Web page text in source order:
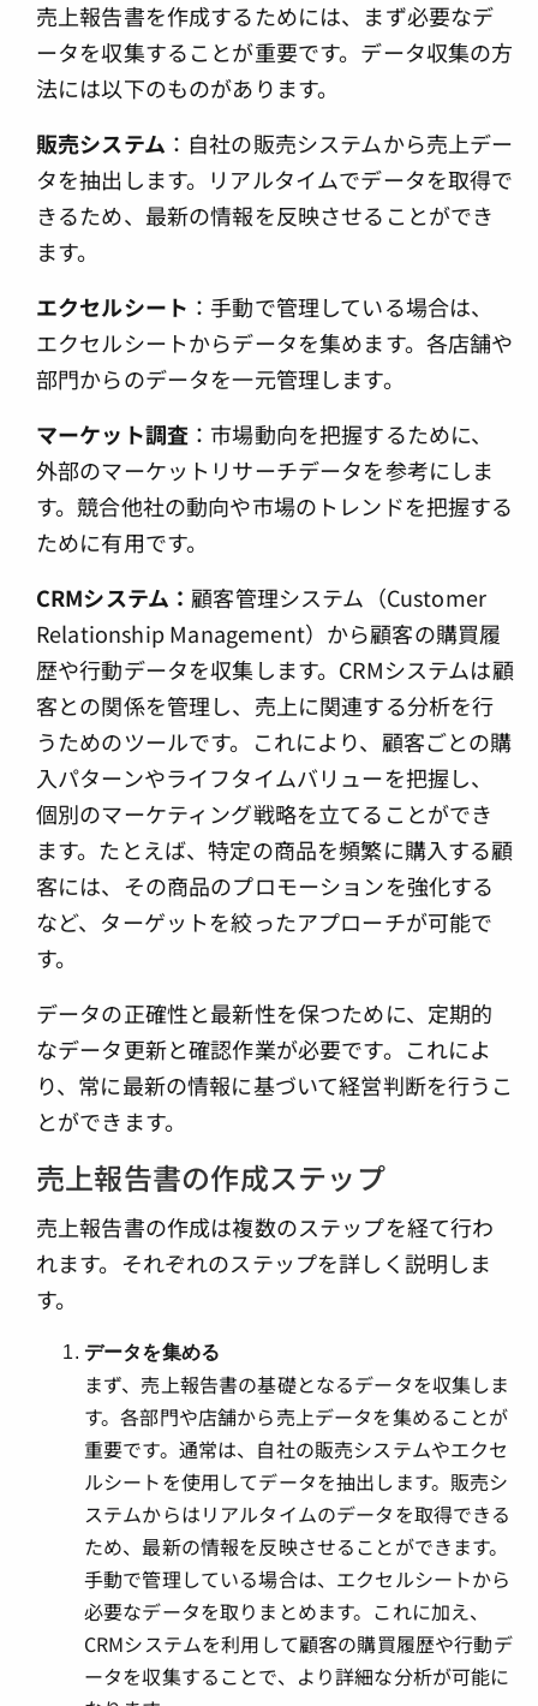
売上報告書を作成するためには、まず必要なデ
ータを収集することが重要です。データ収集の方
法には以下のものがあります。
販売システム ：自社の販売システムから売上デー
タを抽出します。リアルタイムでデータを取得で
きるため、最新の情報を反映させることができ
ます。
エクセルシート ：手動で管理している場合は、
エクセルシートからデータを集めます。各店舗や
部門からのデータを一元管理します。
マーケット調査 ：市場動向を把握するために、
外部のマーケットリサーチデータを参考にしま
す。競合他社の動向や市場のトレンドを把握する
ために有用です。
CRMシステム： 顧客管理システム（Customer
Relationship Management）から顧客の購買履
歴や行動データを収集します。CRMシステムは顧
客との関係を管理し、売上に関連する分析を行
うためのツールです。これにより、顧客ごとの購
入パターンやライフタイムバリューを把握し、
個別のマーケティング戦略を立てることができ
ます。たとえば、特定の商品を頻繁に購入する顧
客には、その商品のプロモーションを強化する
など、ターゲットを絞ったアプローチが可能で
す。
データの正確性と最新性を保つために、定期的
なデータ更新と確認作業が必要です。これによ
り、常に最新の情報に基づいて経営判断を行うこ
とができます。
売上報告書の作成ステップ
売上報告書の作成は複数のステップを経て行わ
れます。それぞれのステップを詳しく説明しま
す。
データを集める
まず、売上報告書の基礎となるデータを収集しま
す。各部門や店舗から売上データを集めることが
重要です。通常は、自社の販売システムやエクセ
ルシートを使用してデータを抽出します。販売シ
ステムからはリアルタイムのデータを取得できる
ため、最新の情報を反映させることができます。
手動で管理している場合は、エクセルシートから
必要なデータを取りまとめます。これに加え、
CRMシステムを利用して顧客の購買履歴や行動デ
ータを収集することで、より詳細な分析が可能に